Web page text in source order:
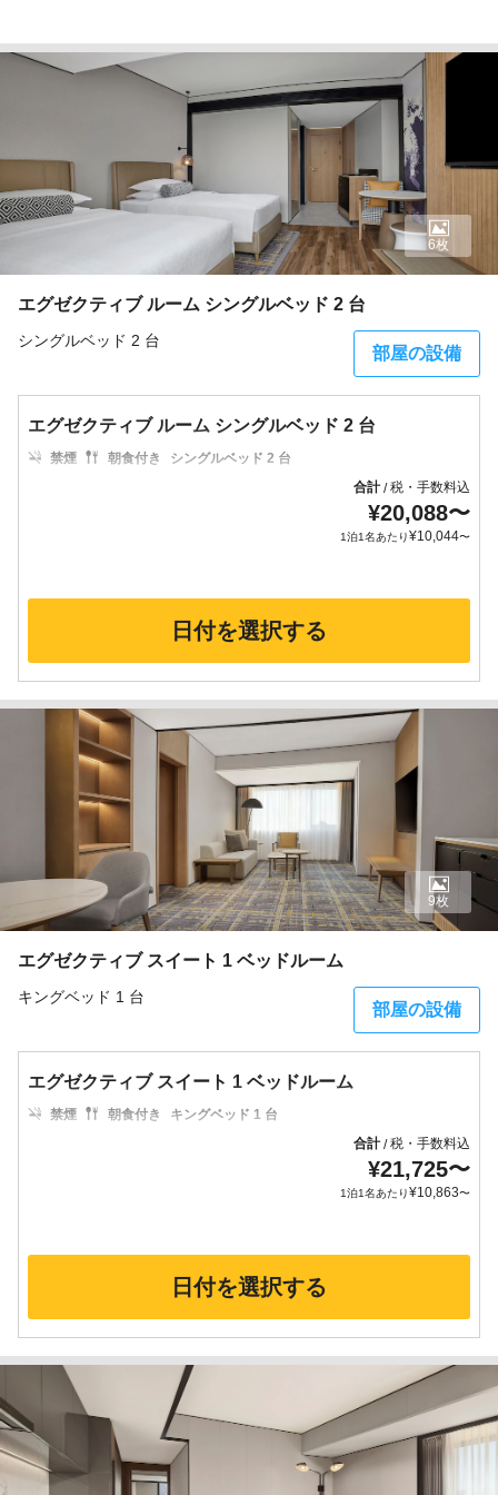
エグゼクティブ ルーム シングルベッド 2 台
シングルベッド 2 台
部屋の設備
6枚
エグゼクティブ ルーム シングルベッド 2 台
禁煙 朝食付き
シングルベッド 2 台
合計/税・手数料込
¥20,088〜
1泊1名あたり¥10,044〜
日付を選択する
エグゼクティブ スイート 1 ベッドルーム
キングベッド 1 台
部屋の設備
9枚
エグゼクティブ スイート 1 ベッドルーム
禁煙 朝食付き
キングベッド 1 台
合計/税・手数料込
¥21,725〜
1泊1名あたり¥10,863〜
日付を選択する